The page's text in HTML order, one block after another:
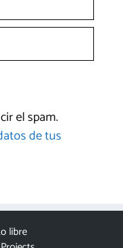
el spam.
de tus
libre